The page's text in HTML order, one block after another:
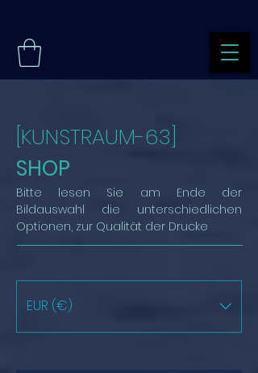
[KUNSTRAUM-63]
SHOP
Bitte lesen Sie am Ende der
Bildauswahl die unterschiedlichen
Optionen, zur Qualität der Drucke
EUR (€)